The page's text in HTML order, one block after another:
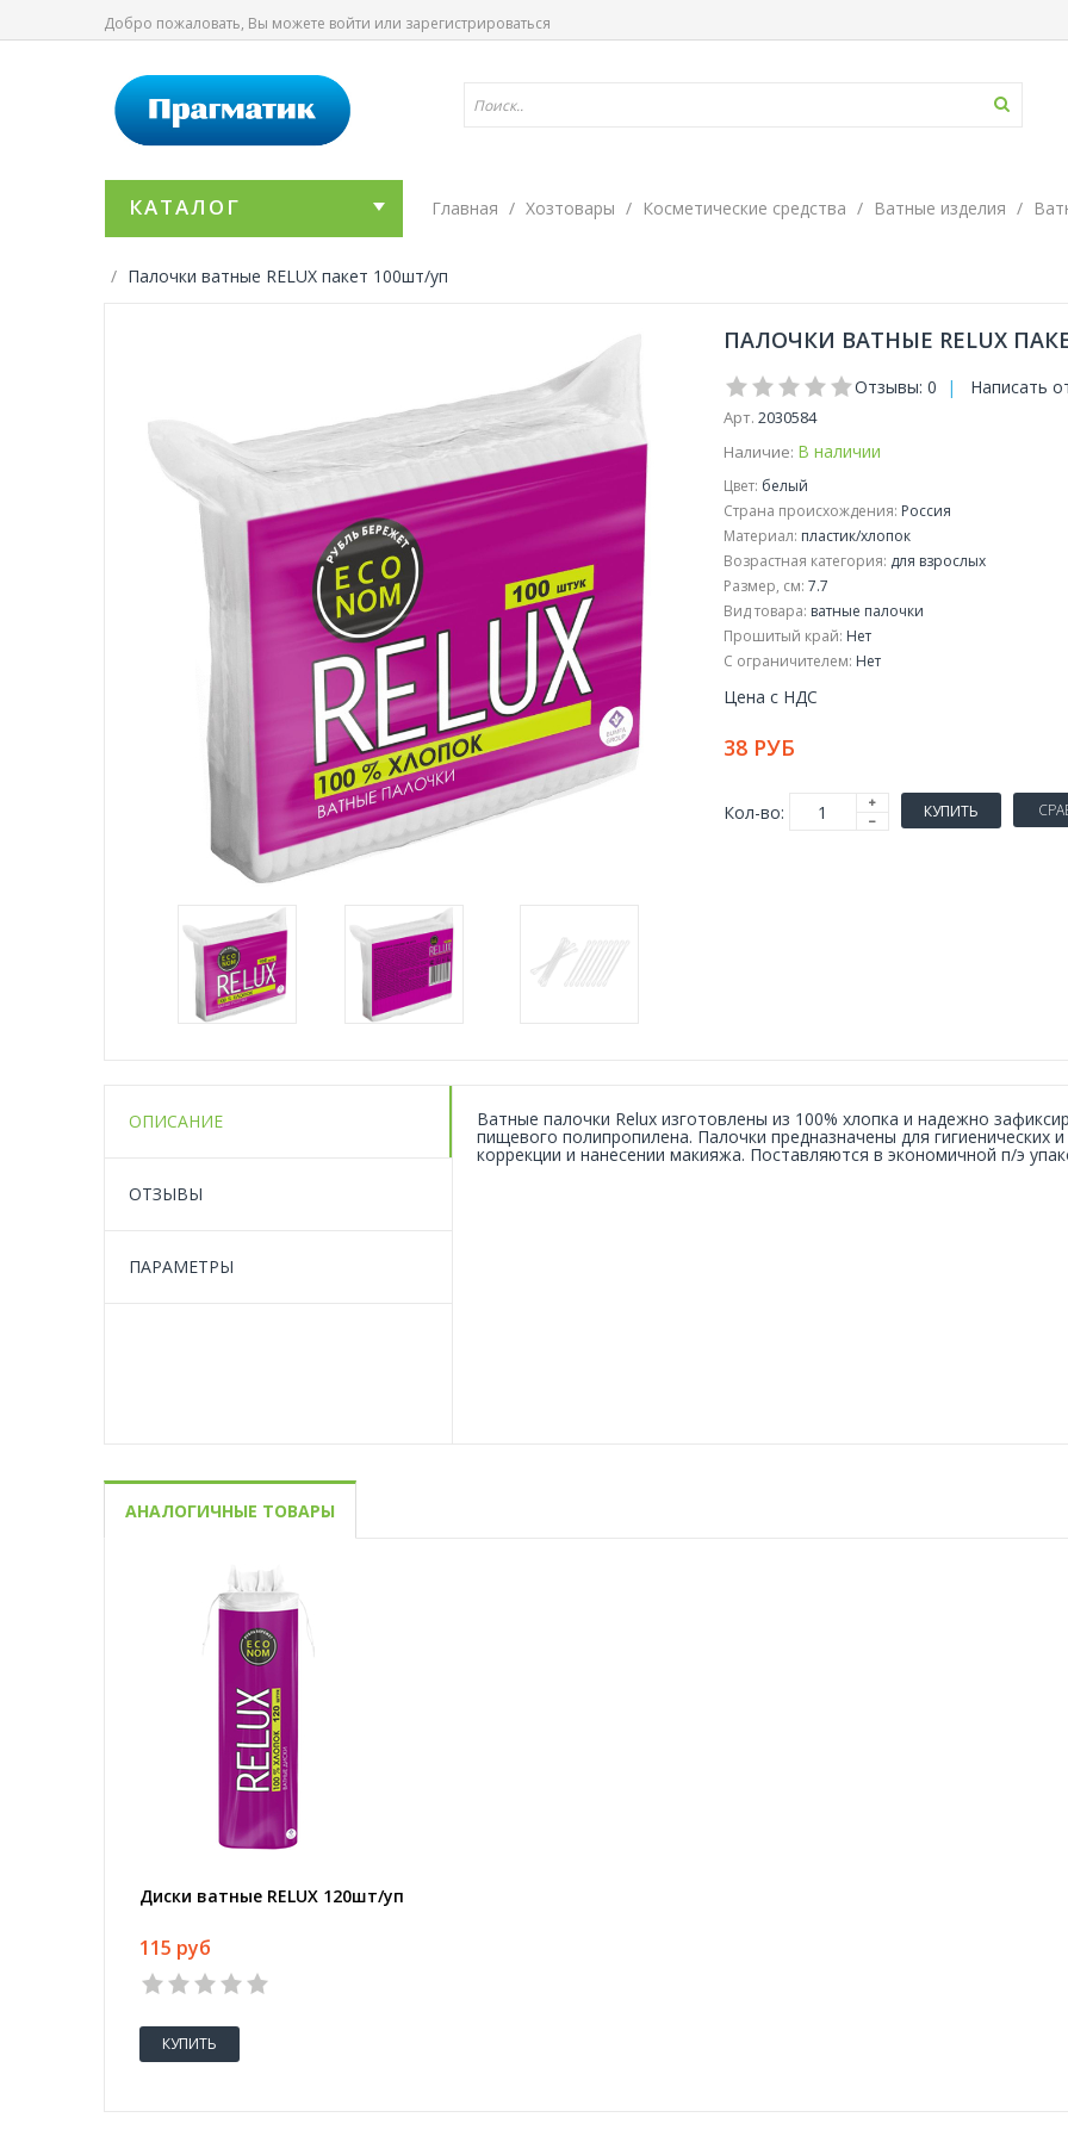
Добро пожаловать, Вы можете войти или зарегистрироваться
КАТАЛОГ Главная Хозтовары Косметические средства Ватные изделия
Палочки ватные RELUX пакет 100шт/уп
ПАЛОЧКИ ВАТНЫЕ RELUX
Отзывы: 0 | Написать
Арт. 2030584
Наличие: В наличии
Цвет: белый
Страна происхождения: Россия
Материал: пластик/хлопок
Возрастная категория: для взрослых
Размер, см: 7.7
Вид товара: ватные палочки
Прошитый край: Нет
С ограничителем: Нет
Цена с НДС
38 РУБ
Кол-во: КУПИТЬ
ОПИСАНИЕ
ОТЗЫВЫ
ПАРАМЕТРЫ
Ватные палочки Relux изготовлены из 100% хлопка и надежно
пищевого полипропилена. Палочки предназначены для гигиенических
коррекции и нанесении макияжа. Поставляются в экономичной п/э
АНАЛОГИЧНЫЕ ТОВАРЫ
Диски ватные RELUX 120шт/уп
115 руб
КУПИТЬ